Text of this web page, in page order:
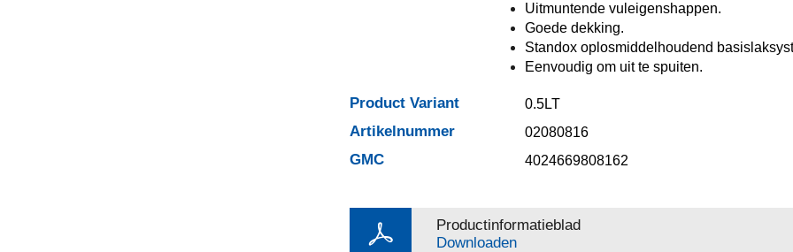
Uitmuntende vuleigenshappen.
Goede dekking.
Standox oplosmiddelhoudend
Eenvoudig om uit te spuiten.
Product Variant 0.5LT
Artikelnummer 02080816
GMC 4024669808162
Productinformatieblad
Downloaden